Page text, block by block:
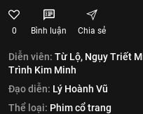
0 Bình luận Chia sẻ
Diễn viên: Từ Lộ, Ngụy Triết
Trình Kim Minh
Đạo diễn: Lý Hoành Vũ
Thể loại: Phim cổ trang